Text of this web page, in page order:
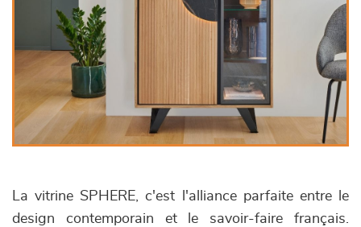
La vitrine SPHERE, c'est l'alliance parfaite entre le
design contemporain et le savoir-faire français.